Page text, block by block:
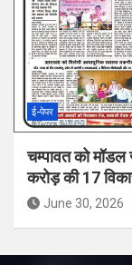
ई-पेपर
चम्पावत को
करोड़ की 17
June 30, 2026